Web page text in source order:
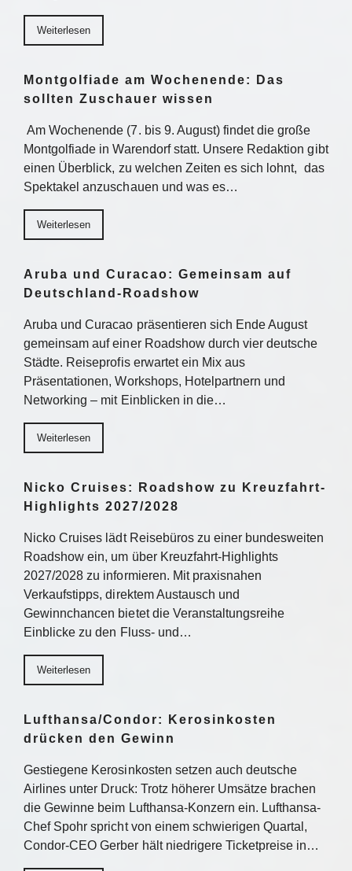
Weiterlesen
Montgolfiade am Wochenende: Das
sollten Zuschauer wissen
Am Wochenende (7. bis 9. August) findet die große
Montgolfiade in Warendorf statt. Unsere Redaktion gibt
einen Überblick, zu welchen Zeiten es sich lohnt, das
Spektakel anzuschauen und was es…
Weiterlesen
Aruba und Curacao: Gemeinsam auf
Deutschland-Roadshow
Aruba und Curacao präsentieren sich Ende August
gemeinsam auf einer Roadshow durch vier deutsche
Städte. Reiseprofis erwartet ein Mix aus
Präsentationen, Workshops, Hotelpartnern und
Networking – mit Einblicken in die…
Weiterlesen
Nicko Cruises: Roadshow zu Kreuzfahrt-
Highlights 2027/2028
Nicko Cruises lädt Reisebüros zu einer bundesweiten
Roadshow ein, um über Kreuzfahrt-Highlights
2027/2028 zu informieren. Mit praxisnahen
Verkaufstipps, direktem Austausch und
Gewinnchancen bietet die Veranstaltungsreihe
Einblicke zu den Fluss- und…
Weiterlesen
Lufthansa/Condor: Kerosinkosten
drücken den Gewinn
Gestiegene Kerosinkosten setzen auch deutsche
Airlines unter Druck: Trotz höherer Umsätze brachen
die Gewinne beim Lufthansa-Konzern ein. Lufthansa-
Chef Spohr spricht von einem schwierigen Quartal,
Condor-CEO Gerber hält niedrigere Ticketpreise in…